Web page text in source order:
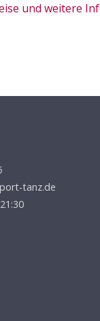
und weitere
tanz.de